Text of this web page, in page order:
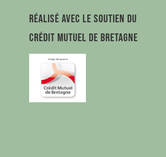
Réalisé avec le soutien du
Crédit Mutuel de Bretagne